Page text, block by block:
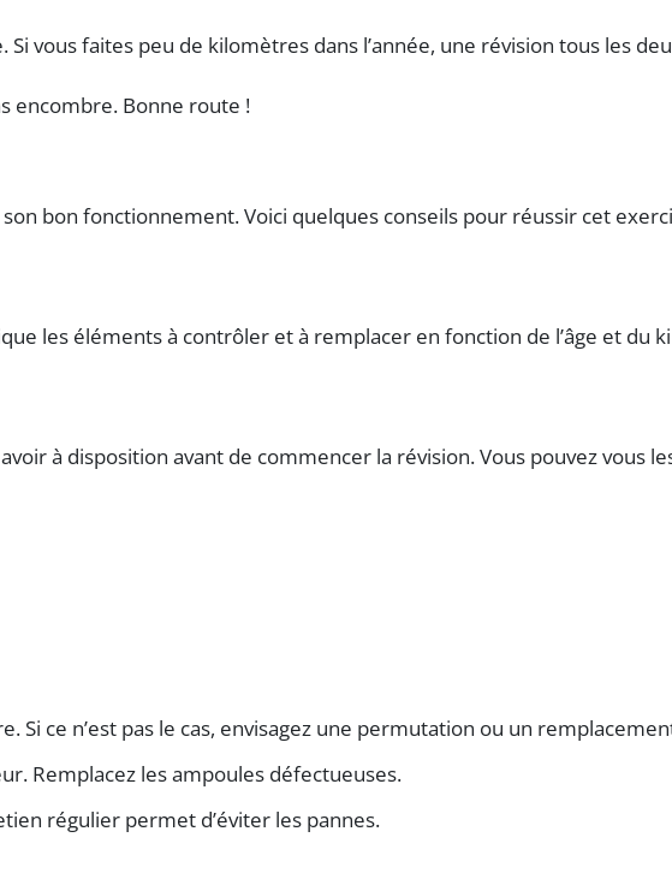
vous faites peu de kilomètres dans l’année, une révision tous
encombre. Bonne route !
bon fonctionnement. Voici quelques conseils pour réussir cet
les éléments à contrôler et à remplacer en fonction de l’âge et
à disposition avant de commencer la révision. Vous pouvez
Si ce n’est pas le cas, envisagez une permutation ou un
Remplacez les ampoules défectueuses.
régulier permet d’éviter les pannes.